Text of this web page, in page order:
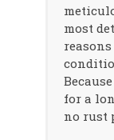
most
for a
no rust